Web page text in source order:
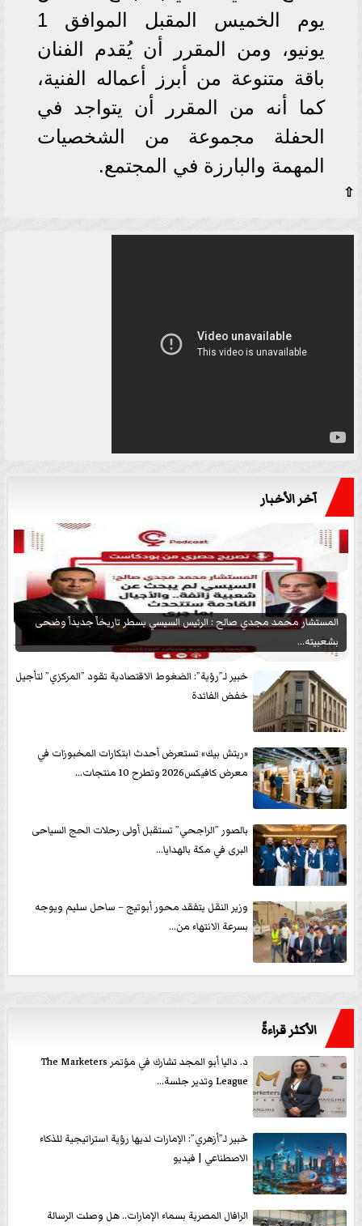
يوم الخميس المقبل الموافق 1
يونيو، ومن المقرر أن يُقدم الفنان
باقة متنوعة من أبرز أعماله الفنية،
كما أنه من المقرر أن يتواجد في
الحفلة مجموعة من الشخصيات
المهمة والبارزة في المجتمع.
⇧
آخر الأخبار
المستشار محمد مجدي صالح : الرئيس السيسي يسطر تاريخاً جديداً وضحى
بشعبيته...
خبير لـ”رؤية”: الضغوط الاقتصادية تقود ”المركزي” لتأجيل
خفض الفائدة
«ريتش بيك» تستعرض أحدث ابتكارات المخبوزات في
معرض كافيكس2026 وتطرح 10 منتجات...
بالصور ”الراجحي” تستقبل أولى رحلات الحج السياحى
البرى في مكة بالهدايا...
وزير النقل يتفقد محور أبوتيج – ساحل سليم ويوجه
بسرعة الانتهاء من...
الأكثر قراءةً
د. داليا أبو المجد تشارك في مؤتمر The Marketers
League وتدير جلسة...
خبير لـ”أزهري”: الإمارات لديها رؤية استراتيجية للذكاء
الاصطناعي | فيديو
الرافال المصرية بسماء الإمارات.. هل وصلت الرسالة